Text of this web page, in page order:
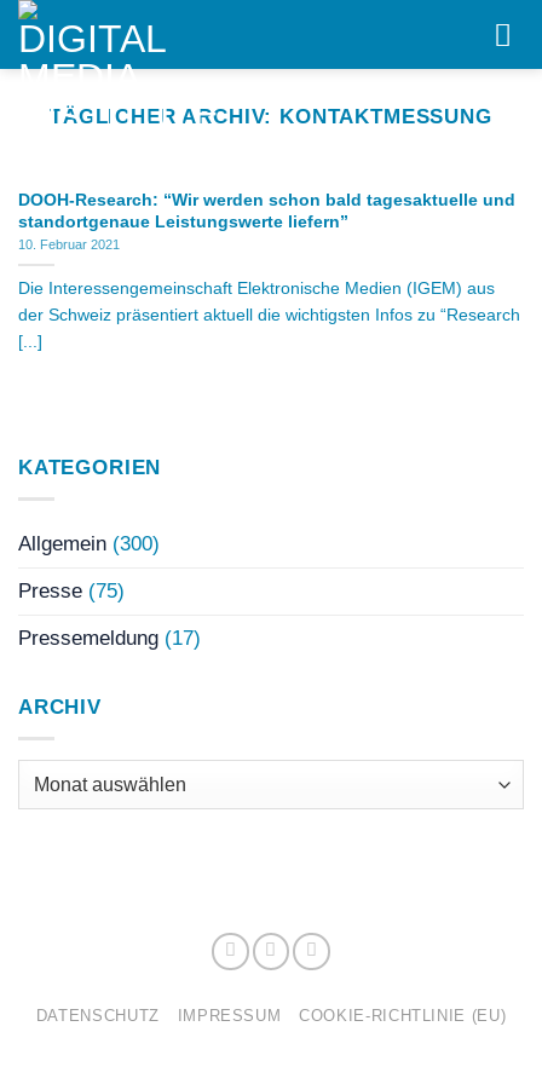
Skip
content
TÄGLICHER ARCHIV: KONTAKTMESSUNG
DOOH-Research: “Wir werden schon bald tagesaktuelle und
standortgenaue Leistungswerte liefern”
10. Februar 2021
Die Interessengemeinschaft Elektronische Medien (IGEM) aus
der Schweiz präsentiert aktuell die wichtigsten Infos zu “Research
[...]
KATEGORIEN
Allgemein (300)
Presse (75)
Pressemeldung (17)
ARCHIV
Archiv
DATENSCHUTZ IMPRESSUM COOKIE-RICHTLINIE (EU)